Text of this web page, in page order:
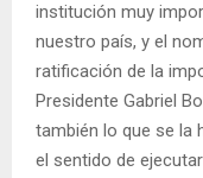
institución muy
nuestro país, y el
ratificación de la
Presidente Gabriel
también lo que se la
el sentido de